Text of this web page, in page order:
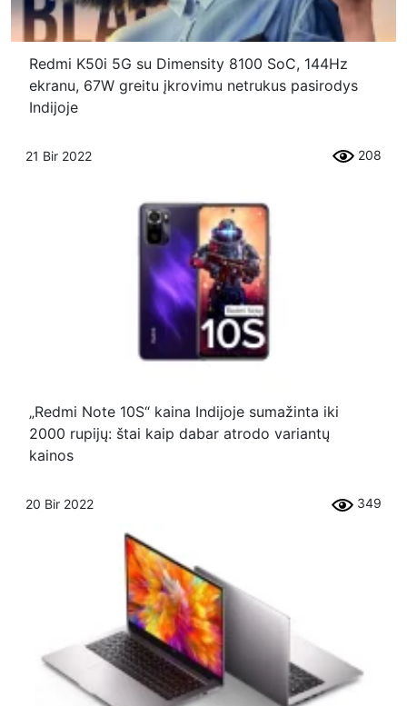
Redmi K50i 5G su Dimensity 8100 SoC, 144Hz
ekranu, 67W greitu įkrovimu netrukus pasirodys
Indijoje
21 Bir 2022 208
„Redmi Note 10S“ kaina Indijoje sumažinta iki
2000 rupijų: štai kaip dabar atrodo variantų
kainos
20 Bir 2022 349